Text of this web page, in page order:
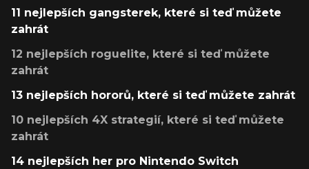
11 nejlepších gangsterek, které si teď můžete
zahrát
12 nejlepších roguelite, které si teď můžete
zahrát
13 nejlepších hororů, které si teď můžete zahrát
10 nejlepších 4X strategií, které si teď můžete
zahrát
14 nejlepších her pro Nintendo Switch